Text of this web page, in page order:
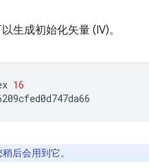
生成初始化矢量 (IV)。
16
后会用到它。